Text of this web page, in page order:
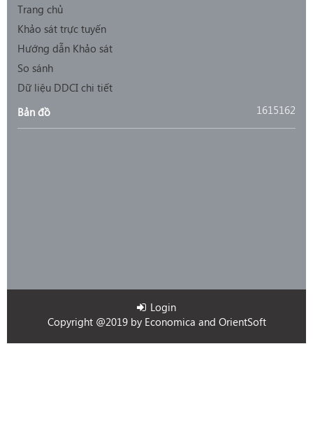
Trang chủ
Khảo sát trực tuyến
Hướng dẫn Khảo sát
So sánh
Dữ liệu DDCI chi tiết
Bản đồ
1615162
Login
Copyright @2019 by Economica and OrientSoft